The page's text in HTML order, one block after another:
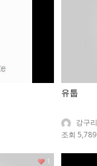
유툽
강구리
조회 5,789
1